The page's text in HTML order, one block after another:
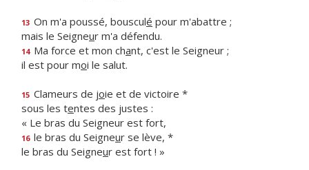
13 On m'a poussé, bousculé pour m'abattre ;
mais le Seigneur m'a défendu.
14 Ma force et mon chant, c'est le Seigneur ;
il est pour moi le salut.
15 Clameurs de joie et de victoire *
sous les tentes des justes :
« Le bras du Seigneur est fort,
16 le bras du Seigneur se lève, *
le bras du Seigneur est fort ! »